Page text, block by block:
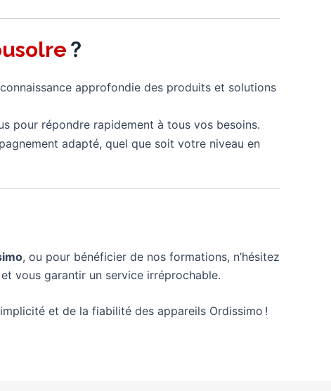
?
connaissance approfondie des produits et solutions
pour répondre rapidement à tous vos besoins.
adapté, quel que soit votre niveau en
, ou pour bénéficier de nos formations, n’hésitez
vous garantir un service irréprochable.
et de la fiabilité des appareils Ordissimo !